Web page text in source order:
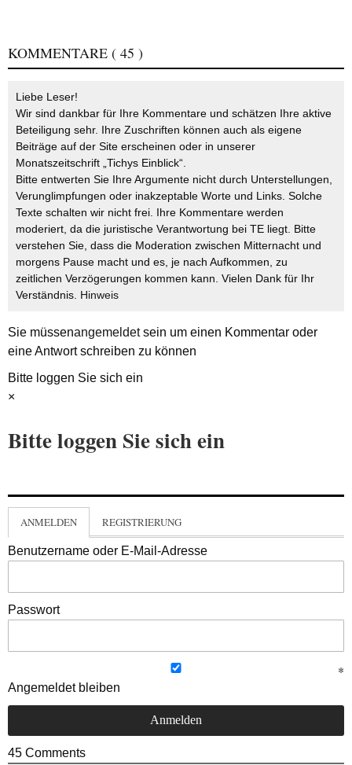
KOMMENTARE ( 45 )
Liebe Leser!
Wir sind dankbar für Ihre Kommentare und schätzen Ihre aktive
Beteiligung sehr. Ihre Zuschriften können auch als eigene
Beiträge auf der Site erscheinen oder in unserer
Monatszeitschrift „Tichys Einblick“.
Bitte entwerten Sie Ihre Argumente nicht durch Unterstellungen,
Verunglimpfungen oder inakzeptable Worte und Links. Solche
Texte schalten wir nicht frei. Ihre Kommentare werden
moderiert, da die juristische Verantwortung bei TE liegt. Bitte
verstehen Sie, dass die Moderation zwischen Mitternacht und
morgens Pause macht und es, je nach Aufkommen, zu
zeitlichen Verzögerungen kommen kann. Vielen Dank für Ihr
Verständnis. Hinweis
Sie müssenangemeldetsein um einen Kommentar oder
eine Antwort schreiben zu können
Bitte loggen Sie sich ein
×
Bitte loggen Sie sich ein
ANMELDEN REGISTRIERUNG
Benutzername oder E-Mail-Adresse
Passwort
Angemeldet bleiben
45 Comments